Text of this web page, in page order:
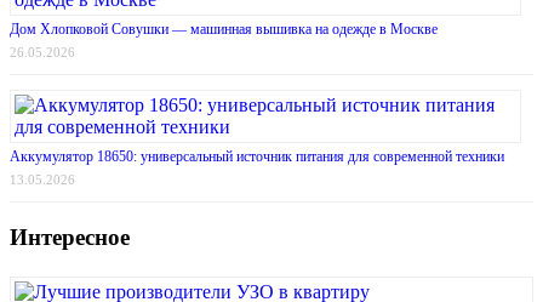
Дом Хлопковой Совушки — машинная вышивка на одежде в Москве
26.05.2026
Аккумулятор 18650: универсальный источник питания для современной техники
13.05.2026
Интересное